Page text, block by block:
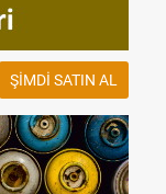
ŞIMDI SATIN AL